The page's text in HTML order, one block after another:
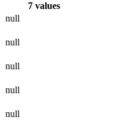
7 values
null
null
null
null
null